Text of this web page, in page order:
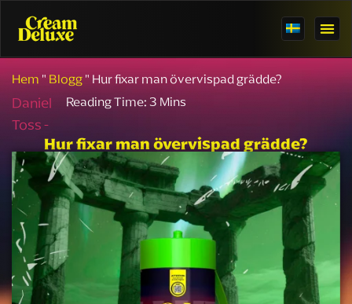
Hem"Blogg"Hur fixar man övervispad grädde?
Daniel
Toss -
Hur fixar man övervispad grädde?